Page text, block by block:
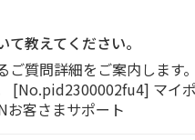
教えてください。
質問詳細をご案内します
[No.pid2300002fu4] マイ
お客さまサポート